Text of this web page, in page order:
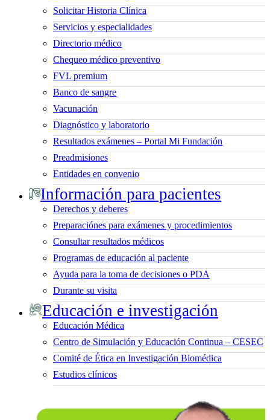
Solicitar Historia Clínica
Servicios y especialidades
Directorio médico
Chequeo médico preventivo
FVL premium
Banco de sangre
Vacunación
Diagnóstico y laboratorio
Resultados exámenes – Portal Mi Fundación
Preadmisiones
Entidades en convenio
Información para pacientes
Derechos y deberes
Preparaciónes para exámenes y procedimientos
Consultar resultados médicos
Programas de educación al paciente
Ayuda para la toma de decisiones o PDA
Durante su visita
Educación e investigación
Educación Médica
Centro de Simulación y Educación Continua – CESEC
Comité de Ética en Investigación Biomédica
Estudios clínicos